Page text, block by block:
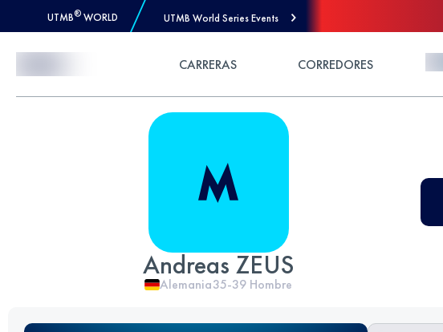
UTMB® WORLD UTMB World Series Events
CARRERAS CORREDORES
Andreas ZEUS
Alemania35-39 Hombre